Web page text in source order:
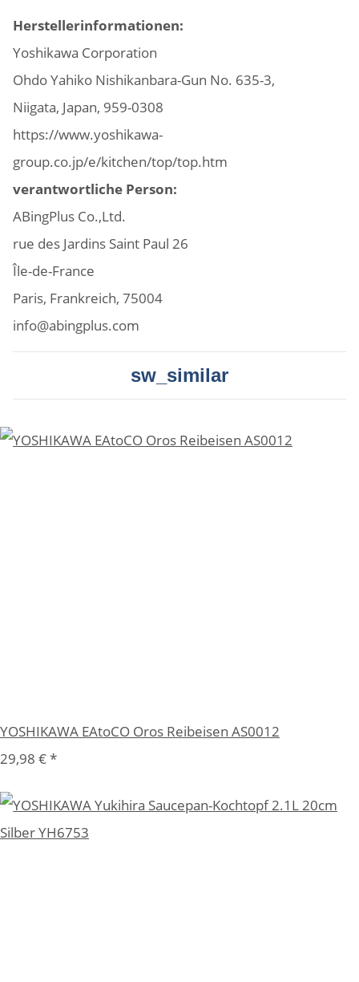
Herstellerinformationen:
Yoshikawa Corporation
Ohdo Yahiko Nishikanbara-Gun No. 635-3,
Niigata, Japan, 959-0308
https://www.yoshikawa-
group.co.jp/e/kitchen/top/top.htm
verantwortliche Person:
ABingPlus Co.,Ltd.
rue des Jardins Saint Paul 26
Île-de-France
Paris, Frankreich, 75004
info@abingplus.com
sw_similar
YOSHIKAWA EAtoCO Oros Reibeisen AS0012
29,98 €*